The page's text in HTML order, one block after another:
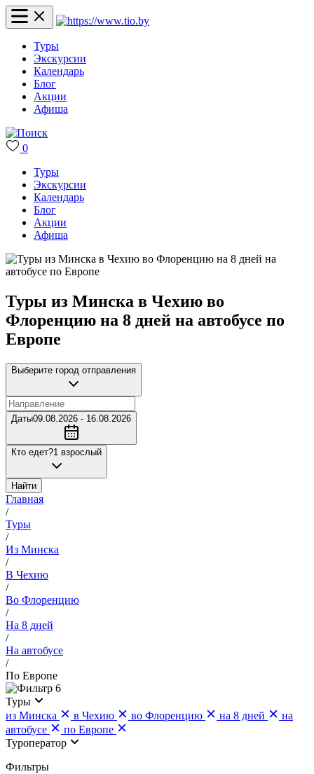
Туры
Экскурсии
Календарь
Блог
Акции
Афиша
0
Туры
Экскурсии
Календарь
Блог
Акции
Афиша
Туры из Минска в Чехию во
Флоренцию на 8 дней на автобусе по
Европе
Выберите город отправления
Даты09.08.2026 - 16.08.2026
Кто едет?1 взрослый
Найти
Главная
/
Туры
/
Из Минска
/
В Чехию
/
Во Флоренцию
/
На 8 дней
/
На автобусе
/
По Европе
6
Туры
из Минска
в Чехию во Флоренцию на 8 дней
на
автобусе
по Европе
Туроператор
Фильтры